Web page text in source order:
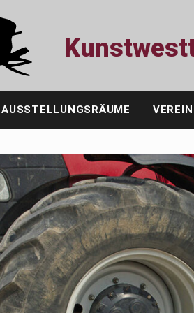
AUSSTELLUNGSRÄUME VEREIN